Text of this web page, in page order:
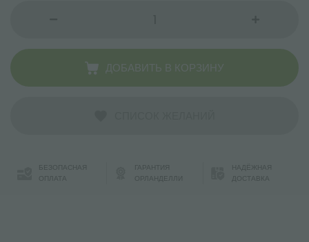
ДОБАВИТЬ В КОРЗИНУ
БЕЗОПАСНАЯ
ОПЛАТА
ГАРАНТИЯ
ОРЛАНДЕЛЛИ
НАДЁЖНАЯ
ДОСТАВКА